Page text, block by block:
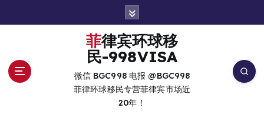
菲律宾环球移
民-998VISA
微信 BGC998 电报 @BGC998
菲律环球移民专营菲律宾市场近
20年！